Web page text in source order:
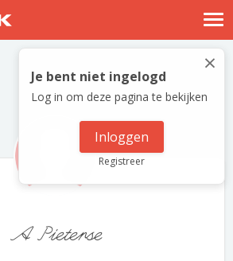
Nostalgische verhalen
Log in
Meld je gratis aan
×
Je bent niet ingelogd
Log in om deze pagina te bekijken
Inloggen
Registreer
A Pieterse